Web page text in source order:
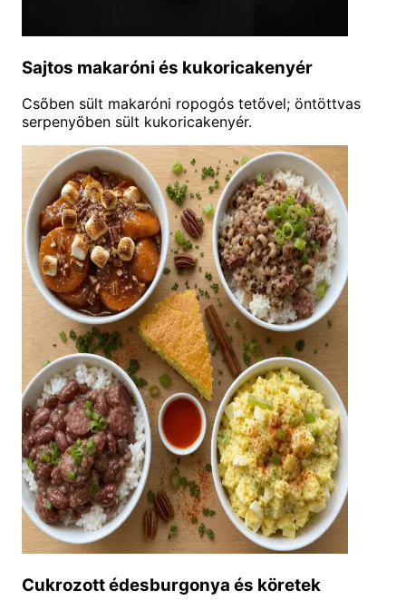
Sajtos makaróni és kukoricakenyér
Csőben sült makaróni ropogós tetővel; öntöttvas
serpenyőben sült kukoricakenyér.
Cukrozott édesburgonya és köretek